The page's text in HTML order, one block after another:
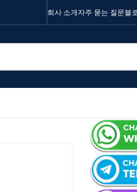
회사 소개자주 묻는 질문블